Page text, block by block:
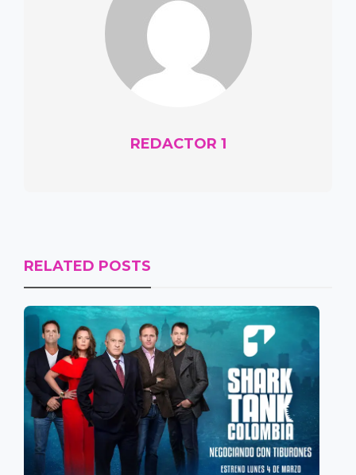
REDACTOR 1
RELATED POSTS